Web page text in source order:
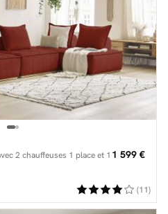
2 chauffeuses 1 place et 1 1 599 €
(11)